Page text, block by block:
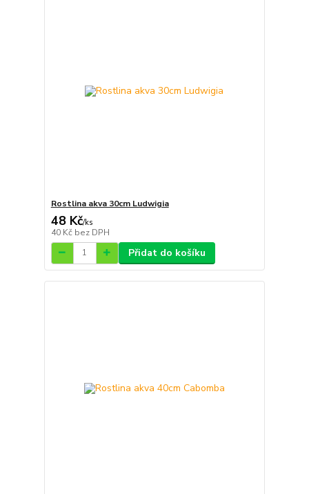
Rostlina akva 30cm Ludwigia
48 Kč/ks
40 Kč bez DPH
Přidat do košíku